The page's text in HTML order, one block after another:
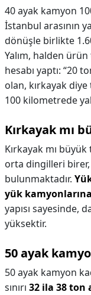
40 ayak kamyon
İstanbul arasının
dönüşle birlikte
Yalım, halden
hesabı yaptı: “20
olan, kırkayak
100 kilometrede
Kırkayak mı
Kırkayak mı büyük
orta dingilleri
bulunmaktadır.
yük
yapısı sayesinde,
yüksektir.
50 ayak
50 ayak kamyon
sınırı 32 ila 38 ton